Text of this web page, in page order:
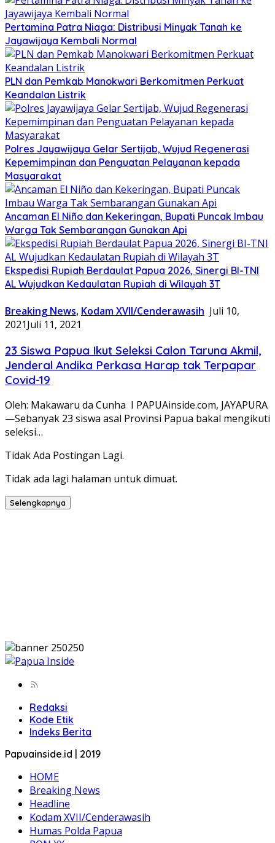
Pertamina Patra Niaga: Distribusi Minyak Tanah ke
Jayawijaya Kembali Normal
PLN dan Pemkab Manokwari Berkomitmen Perkuat
Keandalan Listrik
Polres Jayawijaya Gelar Sertijab, Wujud Regenerasi
Kepemimpinan dan Penguatan Pelayanan kepada
Masyarakat
Ancaman El Niño dan Kekeringan, Bupati Puncak Imbau
Warga Tak Sembarangan Gunakan Api
Ekspedisi Rupiah Berdaulat Papua 2026, Sinergi BI-TNI
AL Wujudkan Kedaulatan Rupiah di Wilayah 3T
Breaking News, Kodam XVII/Cenderawasih Juli 10,
2021Juli 11, 2021
23 Siswa Papua Ikut Seleksi Calon Taruna Akmil,
Jenderal Andika Perkasa Harap tak Terpapar
Covid-19
Oleh: Makawaru da Cunha I PAPUAinside.com, JAYAPURA
—Sebanyak 23 siswa asal Provinsi Papua bakal mengikuti
seleksi…
Tidak Ada Postingan Lagi.
Tidak ada lagi halaman untuk dimuat.
Selengkapnya
Redaksi
Kode Etik
Indeks Berita
Papuainside.id | 2019
HOME
Breaking News
Headline
Kodam XVII/Cenderawasih
Humas Polda Papua